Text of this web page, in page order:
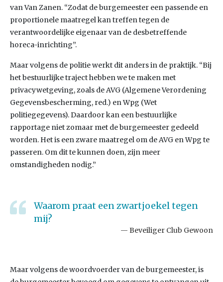
van Van Zanen. “Zodat de burgemeester een passende en
proportionele maatregel kan treffen tegen de
verantwoordelijke eigenaar van de desbetreffende
horeca-inrichting”.
Maar volgens de politie werkt dit anders in de praktijk. “Bij
het bestuurlijke traject hebben we te maken met
privacywetgeving, zoals de AVG (Algemene Verordening
Gegevensbescherming, red.) en Wpg (Wet
politiegegevens). Daardoor kan een bestuurlijke
rapportage niet zomaar met de burgemeester gedeeld
worden. Het is een zware maatregel om de AVG en Wpg te
passeren. Om dit te kunnen doen, zijn meer
omstandigheden nodig.”
Waarom praat een zwartjoekel tegen
mij?
Beveiliger Club Gewoon
Maar volgens de woordvoerder van de burgemeester, is